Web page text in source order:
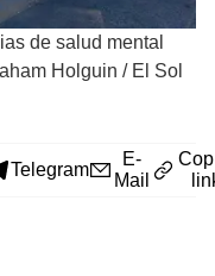
de salud mental
Holguin / El Sol
Telegram
E-
Mail